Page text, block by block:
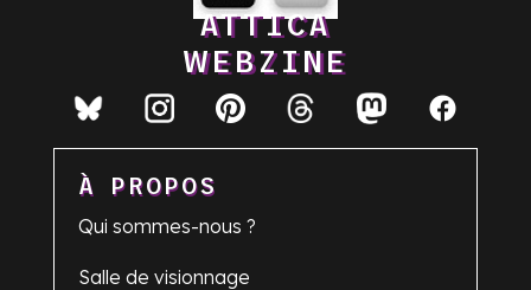
ATTICA
WEBZINE
À PROPOS
Qui sommes-nous ?
Salle de visionnage